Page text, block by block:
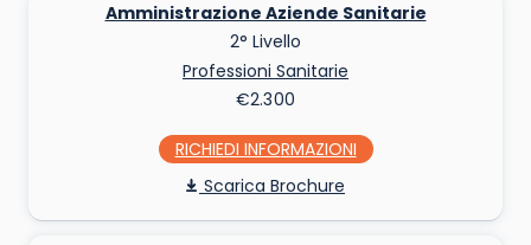
Amministrazione Aziende Sanitarie
2° Livello
Professioni Sanitarie
€2.300
RICHIEDI INFO
Scarica Brochure